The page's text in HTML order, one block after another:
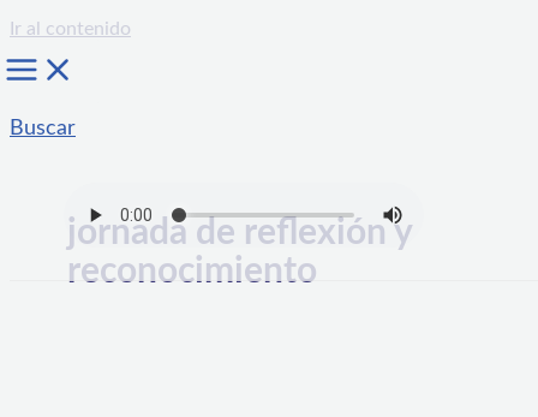
Ir al contenido
Buscar
jornada de reflexión y
reconocimiento